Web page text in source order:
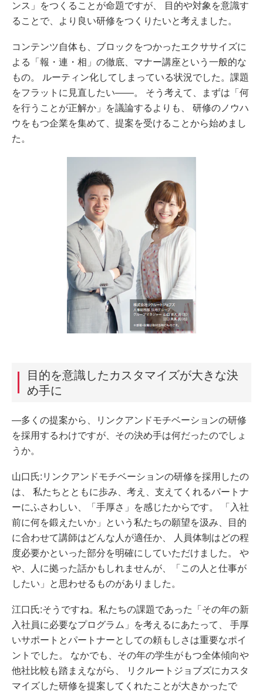
ンス」をつくることが命題ですが、 目的や対象を意識す
ることで、より良い研修をつくりたいと考えました。
コンテンツ自体も、ブロックをつかったエクササイズに
よる「報・連・相」の徹底、マナー講座という一般的な
もの。 ルーティン化してしまっている状況でした。課題
をフラットに見直したい――。 そう考えて、まずは「何
を行うことが正解か」を議論するよりも、 研修のノウハ
ウをもつ企業を集めて、提案を受けることから始めまし
た。
目的を意識したカスタマイズが大きな決
め手に
―多くの提案から、リンクアンドモチベーションの研修
を採用するわけですが、その決め手は何だったのでしょ
うか。
山口氏:リンクアンドモチベーションの研修を採用したの
は、 私たちとともに歩み、考え、支えてくれるパートナ
ーにふさわしい、「手厚さ」を感じたからです。 「入社
前に何を鍛えたいか」という私たちの願望を汲み、目的
に合わせて講師はどんな人が適任か、 人員体制はどの程
度必要かといった部分を明確にしていただけました。 や
や、人に拠った話かもしれませんが、「この人と仕事が
したい」と思わせるものがありました。
江口氏:そうですね。私たちの課題であった「その年の新
入社員に必要なプログラム」を考えるにあたって、 手厚
いサポートとパートナーとしての頼もしさは重要なポイ
ントでした。 なかでも、その年の学生がもつ全体傾向や
他社比較も踏まえながら、 リクルートジョブズにカスタ
マイズした研修を提案してくれたことが大きかったで